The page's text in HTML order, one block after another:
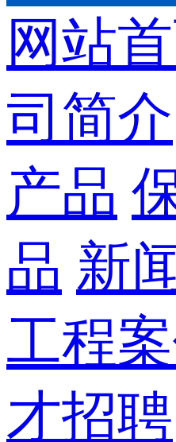
网站
司简介
产品
品 新
工程
才招聘